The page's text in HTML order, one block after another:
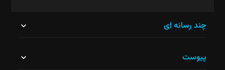
نباید
چند رسانه ای
پیوست